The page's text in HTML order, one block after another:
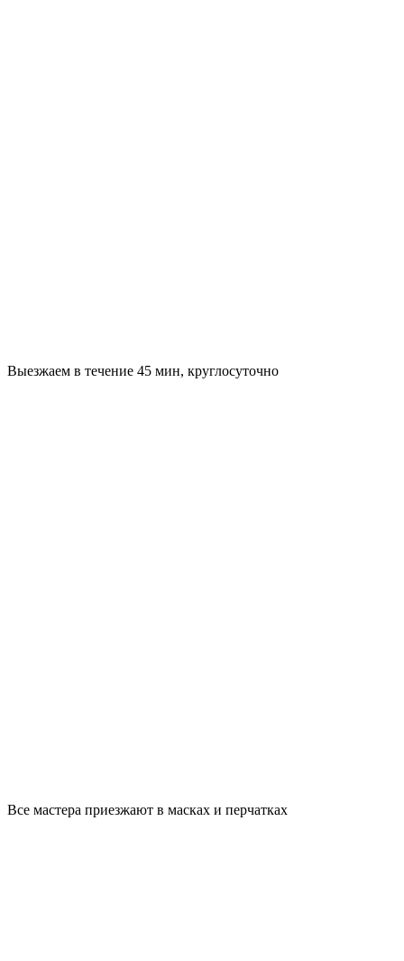
Выезжаем в течение 45 мин, круглосуточно
Все мастера приезжают в масках и перчатках